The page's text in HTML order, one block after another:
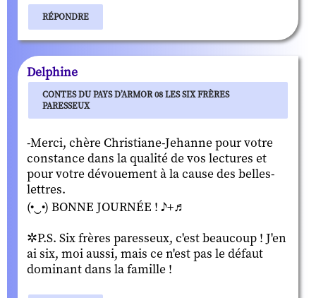
RÉPONDRE
Delphine
CONTES DU PAYS D’ARMOR 08 LES SIX FRÈRES
PARESSEUX
-Merci, chère Christiane-Jehanne pour votre
constance dans la qualité de vos lectures et
pour votre dévouement à la cause des belles-
lettres.
(•‿•) BONNE JOURNÉE ! ♪+♬
✲P.S. Six frères paresseux, c'est beaucoup ! J'en
ai six, moi aussi, mais ce n'est pas le défaut
dominant dans la famille !